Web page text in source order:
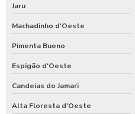
Jaru
Machadinho d'Oeste
Pimenta Bueno
Espigão d'Oeste
Candeias do Jamari
Alta Floresta d'Oeste